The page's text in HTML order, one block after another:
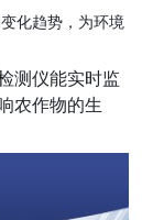
化趋势，为环境
测仪能实时监
农作物的生